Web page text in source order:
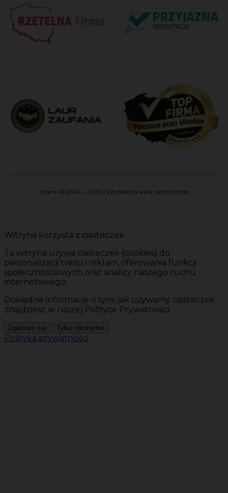
InServ © 2014 – 2026 | Wszelkie prawa zastrzeżone
Witryna korzysta z ciasteczek
Ta witryna używa ciasteczek (cookies) do
personalizacji treści i reklam, oferowania funkcji
społecznościowych oraz analizy naszego ruchu
internetowego.
Dokładne informacje o tym, jak używamy ciasteczek
znajdziesz w naszej Polityce Prywatności.
Zgadzam się Tylko niezbędne
Polityka prywatności